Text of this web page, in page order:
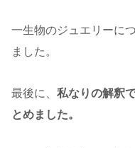
一生物のジュエリーに
ました。
最後に、 私なりの解釈
とめました。